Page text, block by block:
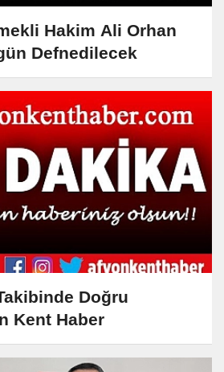
Hakim Ali Orhan
Defnedilecek
Doğru
Kent Haber